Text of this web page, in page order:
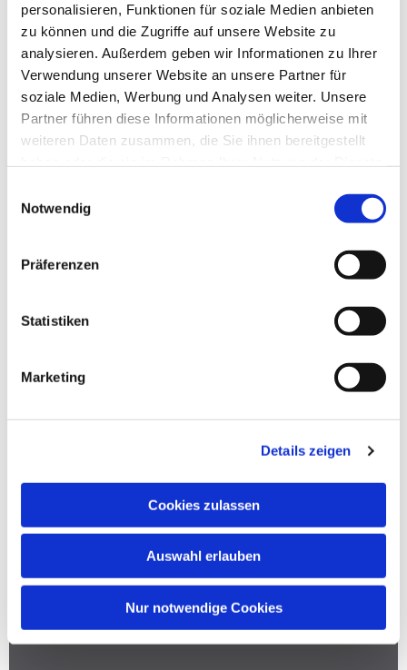
personalisieren, Funktionen für soziale Medien anbieten
zu können und die Zugriffe auf unsere Website zu
analysieren. Außerdem geben wir Informationen zu Ihrer
Verwendung unserer Website an unsere Partner für
soziale Medien, Werbung und Analysen weiter. Unsere
Partner führen diese Informationen möglicherweise mit
weiteren Daten zusammen, die Sie ihnen bereitgestellt
Notwendig
Präferenzen
Statistiken
Marketing
Details zeigen
Cookies zulassen
Auswahl erlauben
Nur notwendige Cookies
Dies könnte Sie auch
interessieren